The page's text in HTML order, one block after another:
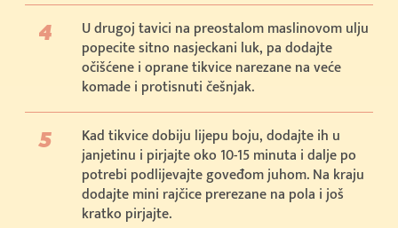
U drugoj tavici na preostalom maslinovom ulju
popecite sitno nasjeckani luk, pa dodajte
očišćene i oprane tikvice narezane na veće
komade i protisnuti češnjak.
Kad tikvice dobiju lijepu boju, dodajte ih u
janjetinu i pirjajte oko 10-15 minuta i dalje po
potrebi podlijevajte goveđom juhom. Na kraju
dodajte mini rajčice prerezane na pola i još
kratko pirjajte.